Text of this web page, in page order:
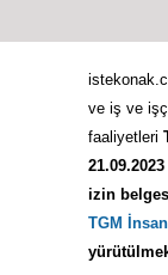
ve iş ve
faaliyetleri
izin
TGM